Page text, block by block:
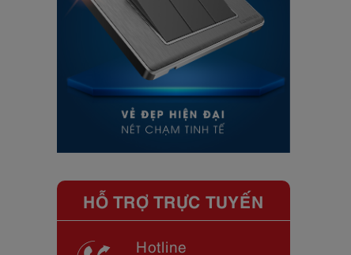
HỖ TRỢ TRỰC TUYẾN
Hotline